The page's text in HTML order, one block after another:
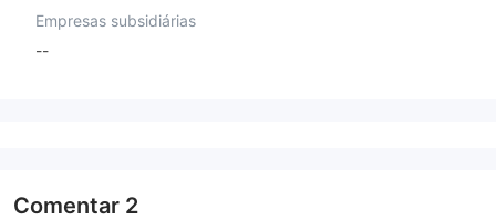
Empresas subsidiárias
--
Comentar 2